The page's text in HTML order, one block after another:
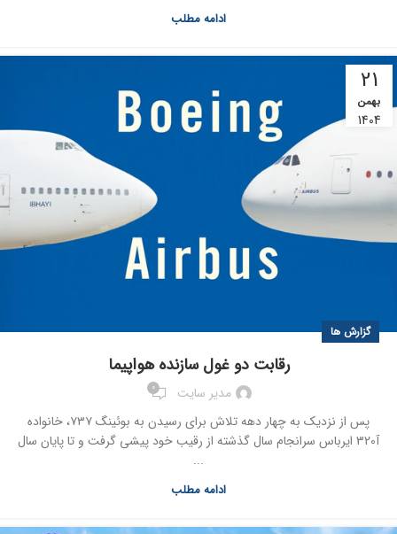
ادامه مطلب
21
بهمن
1404
گزارش ها
رقابت دو غول سازنده هواپیما
مدیر سایت 0
پس از نزدیک به چهار دهه تلاش برای رسیدن به بوئینگ ۷۳۷، خانواده
آ320 ایرباس سرانجام سال گذشته از رقیب خود پیشی گرفت و تا پایان سال
...
ادامه مطلب